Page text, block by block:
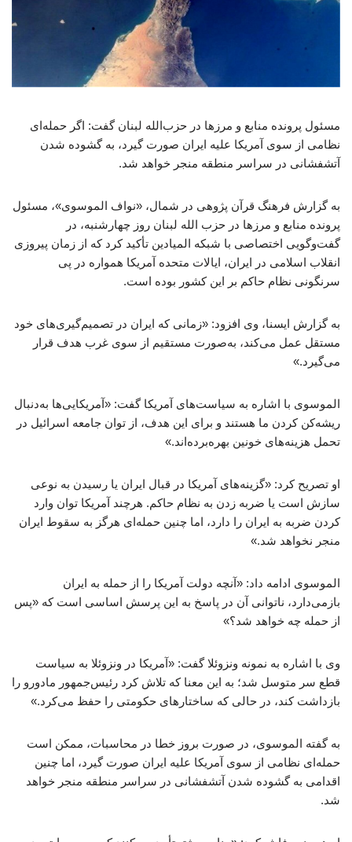
مسئول پرونده منابع و مرزها در حزب‌الله لبنان گفت: اگر حمله‌ای
نظامی از سوی آمریکا علیه ایران صورت گیرد، به گشوده شدن
آتشفشانی در سراسر منطقه منجر خواهد شد.
به گزارش فرهنگ قرآن پژوهی در شمال، «نواف الموسوی»، مسئول
پرونده منابع و مرزها در حزب ‌الله لبنان روز چهارشنبه، در
گفت‌وگویی اختصاصی با شبکه المیادین تأکید کرد که از زمان پیروزی
انقلاب اسلامی در ایران، ایالات متحده آمریکا همواره در پی
سرنگونی نظام حاکم بر این کشور بوده است.
به گزارش ایسنا، وی افزود: «زمانی که ایران در تصمیم‌گیری‌های خود
مستقل عمل می‌کند، به‌صورت مستقیم از سوی غرب هدف قرار
می‌گیرد.»
الموسوی با اشاره به سیاست‌های آمریکا گفت: «آمریکایی‌ها به‌دنبال
ریشه‌کن کردن ما هستند و برای این هدف، از توان جامعه اسرائیل در
تحمل هزینه‌های خونین بهره‌برده‌اند.»
او تصریح کرد: «گزینه‌های آمریکا در قبال ایران یا رسیدن به نوعی
سازش است یا ضربه زدن به نظام حاکم. هرچند آمریکا توان وارد
کردن ضربه به ایران را دارد، اما چنین حمله‌ای هرگز به سقوط ایران
منجر نخواهد شد.»
الموسوی ادامه داد: «آنچه دولت آمریکا را از حمله به ایران
بازمی‌دارد، ناتوانی آن در پاسخ به این پرسش اساسی است که «پس
از حمله چه خواهد شد؟»
وی با اشاره به نمونه ونزوئلا گفت: «آمریکا در ونزوئلا به سیاست
قطع سر متوسل شد؛ به این معنا که تلاش کرد رئیس‌جمهور مادورو را
بازداشت کند، در حالی که ساختارهای حکومتی را حفظ می‌کرد.»
به گفته الموسوی، در صورت بروز خطا در محاسبات، ممکن است
حمله‌ای نظامی از سوی آمریکا علیه ایران صورت گیرد، اما چنین
اقدامی به گشوده شدن آتشفشانی در سراسر منطقه منجر خواهد
شد.